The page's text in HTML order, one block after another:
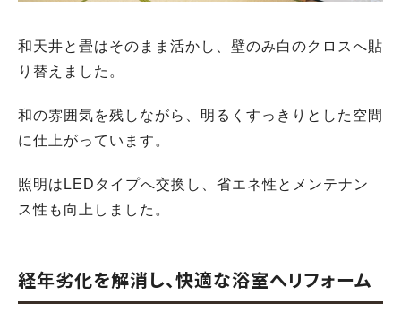
和天井と畳はそのまま活かし、壁のみ白のクロスへ貼
り替えました。
和の雰囲気を残しながら、明るくすっきりとした空間
に仕上がっています。
照明はLEDタイプへ交換し、省エネ性とメンテナン
ス性も向上しました。
経年劣化を解消し、快適な浴室へリフォーム